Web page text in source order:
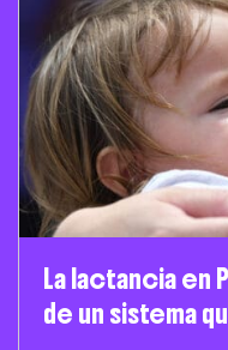
La lactancia en
de un sistema